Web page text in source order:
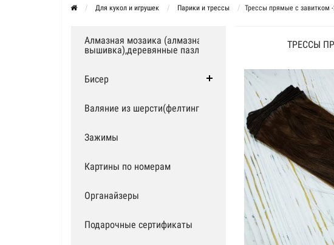
Для кукол и игрушек Парики и трессы Трессы прямые с завитком
Алмазная мозаика (алмазная
вышивка),деревянные пазлы
Бисер
Валяние из шерсти(фелтинг)
Зажимы
Картины по номерам
Органайзеры
Подарочные сертификаты
ТРЕССЫ